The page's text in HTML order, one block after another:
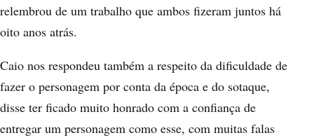
relembrou de um trabalho que ambos fizeram juntos há
oito anos atrás.
Caio nos respondeu também a respeito da dificuldade de
fazer o personagem por conta da época e do sotaque,
disse ter ficado muito honrado com a confiança de
entregar um personagem como esse, com muitas falas